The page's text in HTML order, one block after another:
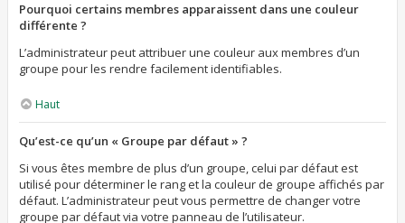
Pourquoi certains membres apparaissent dans une couleur
différente ?
L’administrateur peut attribuer une couleur aux membres d’un
groupe pour les rendre facilement identifiables.
Haut
Qu’est-ce qu’un « Groupe par défaut » ?
Si vous êtes membre de plus d’un groupe, celui par défaut est
utilisé pour déterminer le rang et la couleur de groupe affichés par
défaut. L’administrateur peut vous permettre de changer votre
groupe par défaut via votre panneau de l’utilisateur.